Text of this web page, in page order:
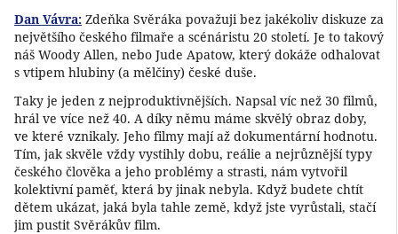
Dan Vávra: Zdeňka Svěráka považuji bez jakékoliv diskuze za
největšího českého filmaře a scénáristu 20 století. Je to takový
náš Woody Allen, nebo Jude Apatow, který dokáže odhalovat
s vtipem hlubiny (a mělčiny) české duše.
Taky je jeden z nejproduktivnějších. Napsal víc než 30 filmů,
hrál ve více než 40. A díky němu máme skvělý obraz doby,
ve které vznikaly. Jeho filmy mají až dokumentární hodnotu.
Tím, jak skvěle vždy vystihly dobu, reálie a nejrůznější typy
českého člověka a jeho problémy a strasti, nám vytvořil
kolektivní paměť, která by jinak nebyla. Když budete chtít
dětem ukázat, jaká byla tahle země, když jste vyrůstali, stačí
jim pustit Svěrákův film.